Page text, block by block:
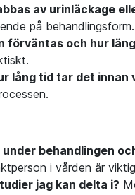
av urinläckage
på behandlingsform.
förväntas och hur
lång tid tar det innan
behandlingen
i vården är
jag kan delta i?